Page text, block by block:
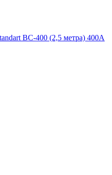
BC-400 (2,5 метра) 400А